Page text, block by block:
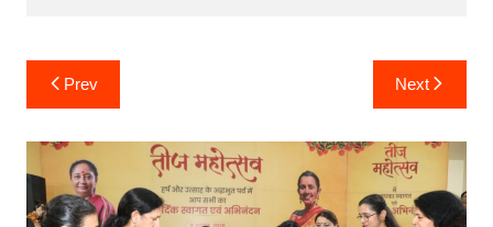
Post
navigation
Prev Next